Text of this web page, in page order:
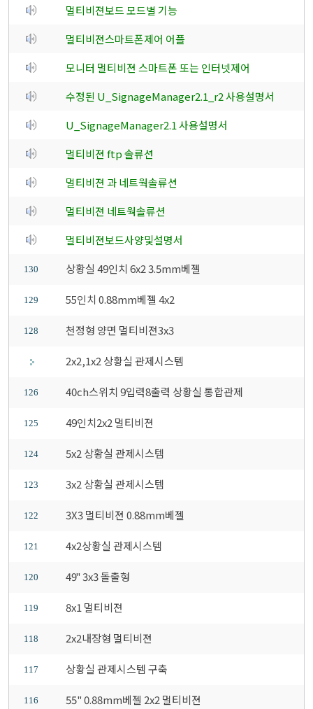
멀티비젼보드 모드별 기능
멀티비젼스마트폰제어 어플
모니터 멀티비젼 스마트폰 또는 인터넷제어
수정된 U_SignageManager2.1_r2 사용설명서
U_SignageManager2.1 사용설명서
멀티비젼 ftp 솔류션
멀티비젼 과 네트웍솔류션
멀티비젼 네트웍솔류션
멀티비젼보드사양및설명서
130 상황실 49인치 6x2 3.5mm베젤
129 55인치 0.88mm베젤 4x2
128 천정형 양면 멀티비젼3x3
2x2,1x2 상황실 관제시스템
126 40ch스위치 9입력8출력 상황실 통합관제
125 49인치2x2 멀티비젼
124 5x2 상황실 관제시스템
123 3x2 상황실 관제시스템
122 3X3 멀티비젼 0.88mm베젤
121 4x2상황실 관제시스템
120 49" 3x3 돌출형
119 8x1 멀티비젼
118 2x2내장형 멀티비젼
117 상황실 관제시스템 구축
116 55" 0.88mm베젤 2x2 멀티비젼